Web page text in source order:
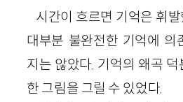
시간이 흐르면 기억은 휘
대부분 불완전한 기억에 의
지는 않았다. 기억의 왜곡
한 그림을 그릴 수 있었다.